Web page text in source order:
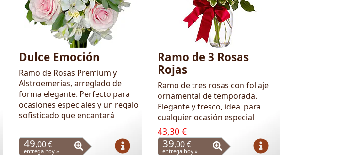
Dulce Emoción
Ramo de Rosas Premium y
Alstroemerias, arreglado de
forma elegante. Perfecto para
ocasiones especiales y un regalo
sofisticado que encantará
49,00 €
entrega hoy »
Ramo de 3 Rosas
Rojas
Ramo de tres rosas con follaje
ornamental de temporada.
Elegante y fresco, ideal para
cualquier ocasión especial
43,30 €
39,00 €
entrega hoy »